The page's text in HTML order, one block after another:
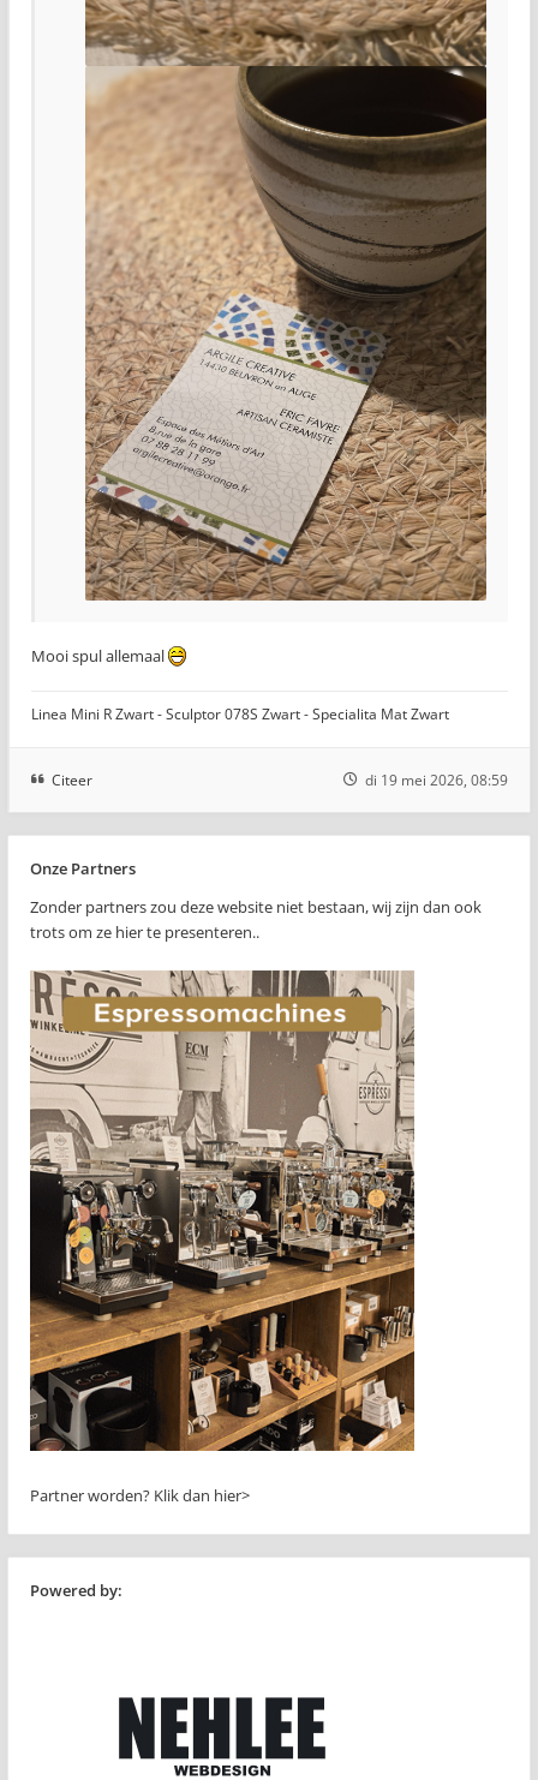
Mooi spul allemaal
Linea Mini R Zwart - Sculptor 078S Zwart - Specialita Mat Zwart
Citeer di 19 mei 2026, 08:59
Onze Partners
Zonder partners zou deze website niet bestaan, wij zijn dan ook
trots om ze hier te presenteren..
Partner worden? Klik dan hier>
Powered by: